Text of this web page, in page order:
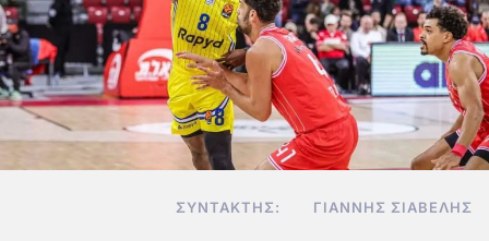
ΣΥΝΤΆΚΤΗΣ: ΓΙΆΝΝΗΣ ΣΙΑΒΕΛΉΣ